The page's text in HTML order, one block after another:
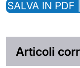
SALVA IN PDF
Articoli